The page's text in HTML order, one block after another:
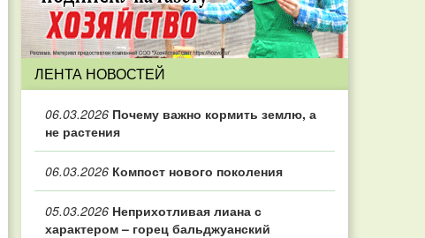
ЛЕНТА НОВОСТЕЙ
06.03.2026 Почему важно кормить землю, а
не растения
06.03.2026 Компост нового поколения
05.03.2026 Неприхотливая лиана с
характером – горец бальджуанский